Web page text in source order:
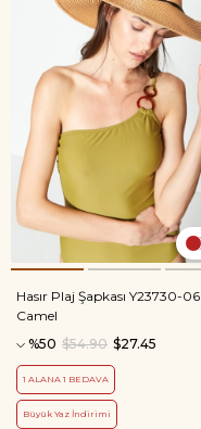
Hasır Plaj Şapkası Y23730-06
Camel
%50
$27.45
$54.90
1 ALANA 1 BEDAVA
Büyük Yaz İndirimi